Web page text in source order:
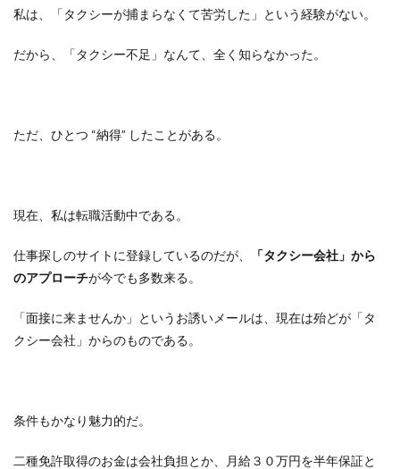
私は、「タクシーが捕まらなくて苦労した」という経験がない。
だから、「タクシー不足」なんて、全く知らなかった。
ただ、ひとつ “納得” したことがある。
現在、私は転職活動中である。
仕事探しのサイトに登録しているのだが、
「タクシー会社」から
のアプローチが今でも多数来る。
「面接に来ませんか」というお誘いメールは、現在は殆どが「タ
クシー会社」からのものである。
条件もかなり魅力的だ。
二種免許取得のお金は会社負担とか、月給３０万円を半年保証と